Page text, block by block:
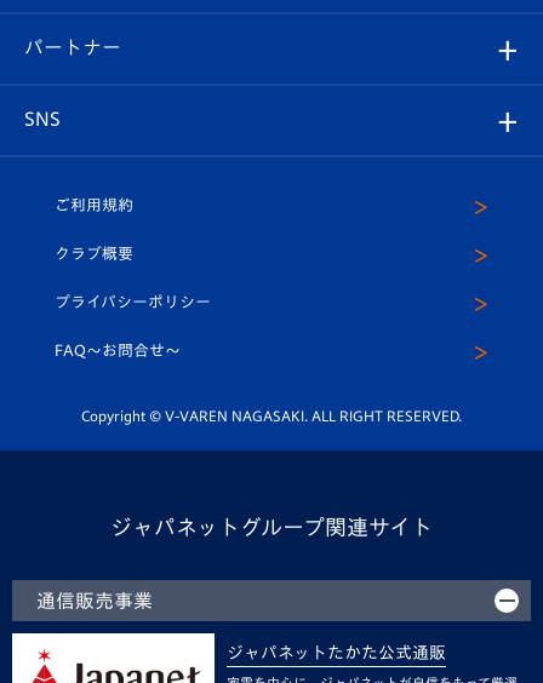
メディア
ホームタウン
マスコット紹介
平和祈念活動
ホームタウン活動
ヴィヴィくんの長崎おもてなしガイド
スタジアムグルメ
V-LOVERS（ファンクラブ）
プレイヤーズスイート
店舗情報
育成からのお知らせ
U-18
スクール
パートナー
SNS
ヴィヴィくんインスタグラム
公式LINE＠
ご利用規約
クラブ概要
プライバシーポリシー
FAQ〜お問合せ〜
Copyright © V-VAREN NAGASAKI. ALL RIGHT RESERVED.
ジャパネットグループ関連サイト
通信販売事業
ジャパネットたかた公式通販